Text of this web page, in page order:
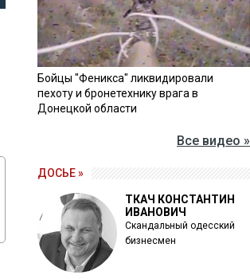
Бойцы "Феникса" ликвидировали
пехоту и бронетехнику врага в
Донецкой области
Все видео »
ДОСЬЕ »
ТКАЧ КОНСТАНТИН
ИВАНОВИЧ
Скандальный одесский
бизнесмен